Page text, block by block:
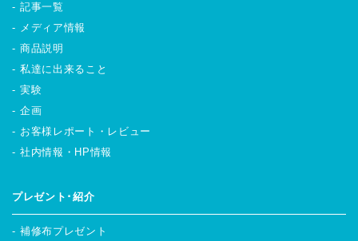
記事一覧
メディア情報
商品説明
私達に出来ること
実験
企画
お客様レポート・レビュー
社内情報・HP情報
プレゼント･紹介
補修布プレゼント